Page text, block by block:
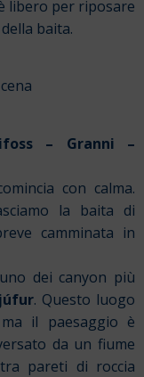
libero per riposare
baita.
– Granni –
con calma.
la baita di
camminata in
dei canyon più
. Questo luogo
il paesaggio è
da un fiume
pareti di roccia